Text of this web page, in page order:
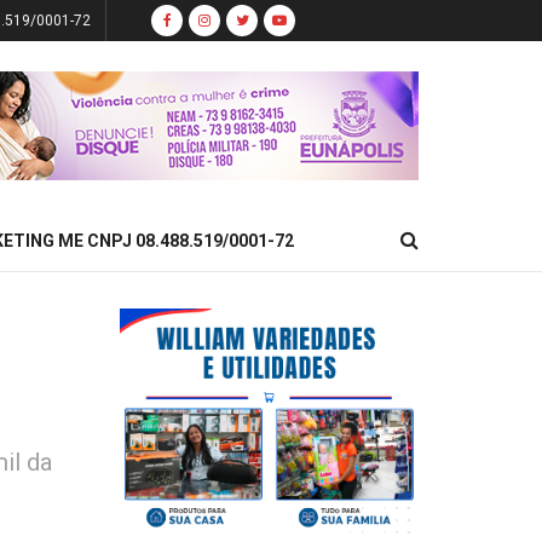
0001-72
ME CNPJ 08.488.519/0001-72
da